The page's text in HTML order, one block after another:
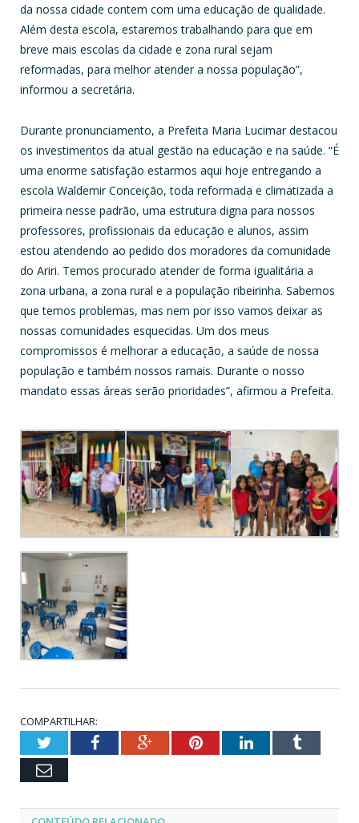
da nossa cidade contem com uma educação de qualidade.
Além desta escola, estaremos trabalhando para que em
breve mais escolas da cidade e zona rural sejam
reformadas, para melhor atender a nossa população”,
informou a secretária.
Durante pronunciamento, a Prefeita Maria Lucimar destacou
os investimentos da atual gestão na educação e na saúde. “É
uma enorme satisfação estarmos aqui hoje entregando a
escola Waldemir Conceição, toda reformada e climatizada a
primeira nesse padrão, uma estrutura digna para nossos
professores, profissionais da educação e alunos, assim
estou atendendo ao pedido dos moradores da comunidade
do Ariri. Temos procurado atender de forma igualitária a
zona urbana, a zona rural e a população ribeirinha. Sabemos
que temos problemas, mas nem por isso vamos deixar as
nossas comunidades esquecidas. Um dos meus
compromissos é melhorar a educação, a saúde de nossa
população e também nossos ramais. Durante o nosso
mandato essas áreas serão prioridades”, afirmou a Prefeita.
COMPARTILHAR:
TwitterFacebookGoogle+PinterestLinkedInTumblr
Email